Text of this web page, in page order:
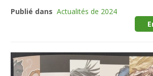
Publié dans Actualités de 2024